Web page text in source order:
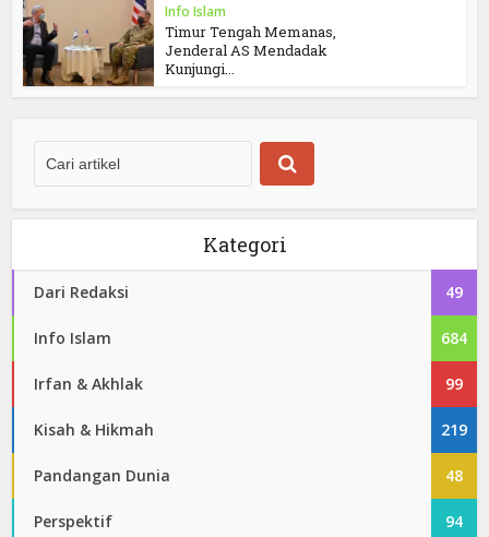
Info Islam
Timur Tengah Memanas,
Jenderal AS Mendadak
Kunjungi...
Kategori
Dari Redaksi 49
Info Islam 684
Irfan & Akhlak 99
Kisah & Hikmah 219
Pandangan Dunia 48
Perspektif 94